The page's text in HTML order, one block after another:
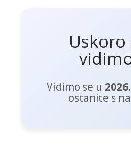
Uskoro
Vidimo se u 2026.
ostanite s